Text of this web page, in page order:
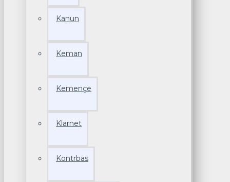
Kanun
Keman
Kemençe
Klarnet
Kontrbas